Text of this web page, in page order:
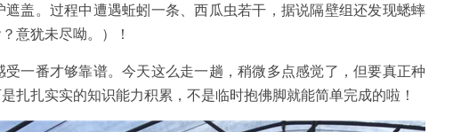
盖。过程中遭遇蚯蚓一条、西瓜虫若干，据说隔壁组还发现蟋蟀
意犹未尽呦。）！
一番才够靠谱。今天这么走一趟，稍微多点感觉了，但要真正种
扎扎实实的知识能力积累，不是临时抱佛脚就能简单完成的啦！